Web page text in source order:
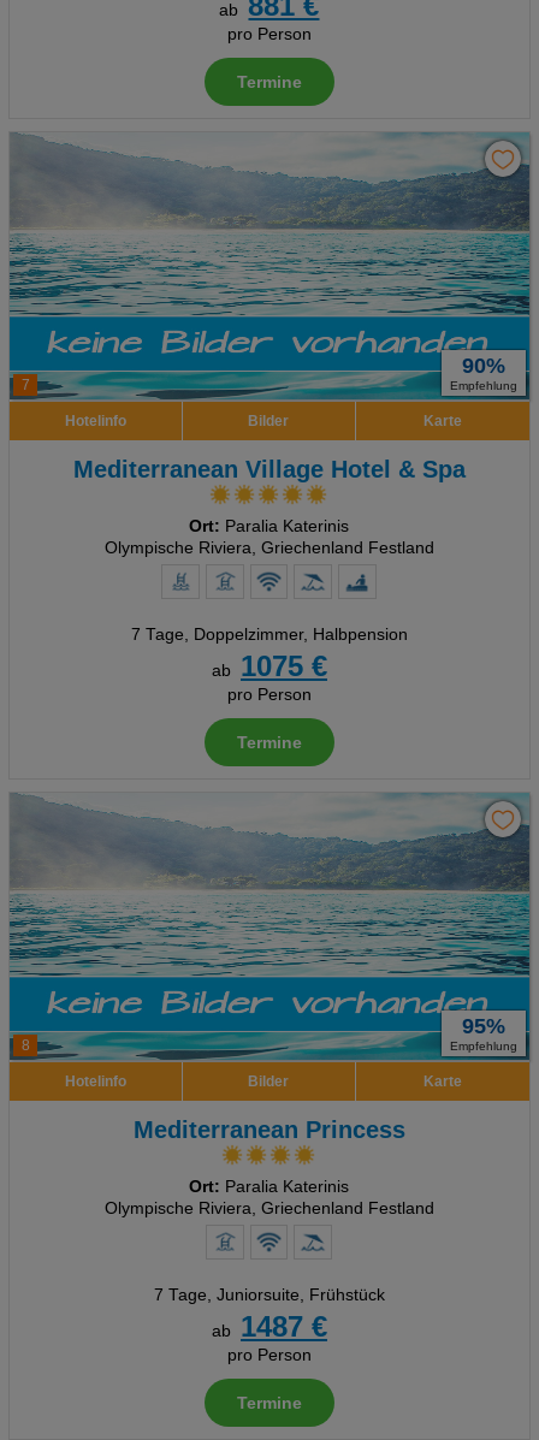
ab
pro Person
Termine
7
90%
Empfehlung
Hotelinfo Bilder Karte
Mediterranean Village Hotel & Spa
Ort: Paralia Katerinis
Olympische Riviera, Griechenland Festland
7 Tage, Doppelzimmer, Halbpension
ab
1075 €
pro Person
Termine
8
95%
Empfehlung
Hotelinfo Bilder Karte
Mediterranean Princess
Ort: Paralia Katerinis
Olympische Riviera, Griechenland Festland
7 Tage, Juniorsuite, Frühstück
ab
1487 €
pro Person
Termine